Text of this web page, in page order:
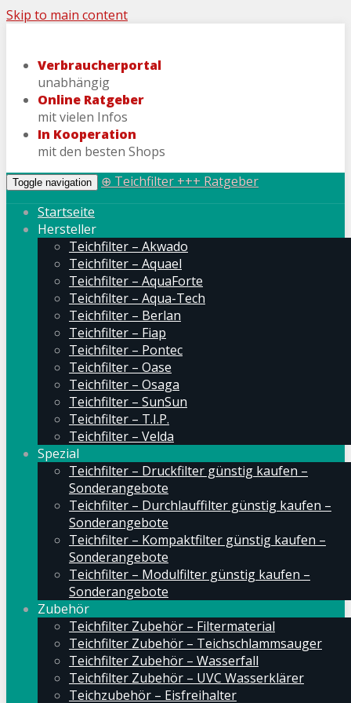
Skip to main content
Verbraucherportal
unabhängig
Online Ratgeber
mit vielen Infos
In Kooperation
mit den besten Shops
Toggle navigation
⊕ Teichfilter +++ Ratgeber
Startseite
Hersteller
Teichfilter – Akwado
Teichfilter – Aquael
Teichfilter – AquaForte
Teichfilter – Aqua-Tech
Teichfilter – Berlan
Teichfilter – Fiap
Teichfilter – Pontec
Teichfilter – Oase
Teichfilter – Osaga
Teichfilter – SunSun
Teichfilter – T.I.P.
Teichfilter – Velda
Spezial
Teichfilter – Druckfilter günstig kaufen –
Sonderangebote
Teichfilter – Durchlauffilter günstig kaufen –
Sonderangebote
Teichfilter – Kompaktfilter günstig kaufen –
Sonderangebote
Teichfilter – Modulfilter günstig kaufen –
Sonderangebote
Zubehör
Teichfilter Zubehör – Filtermaterial
Teichfilter Zubehör – Teichschlammsauger
Teichfilter Zubehör – Wasserfall
Teichfilter Zubehör – UVC Wasserklärer
Teichzubehör – Eisfreihalter